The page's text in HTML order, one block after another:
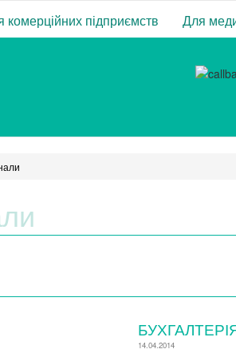
комерційних підприємств Для
14.04.2014